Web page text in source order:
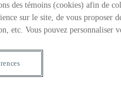
de consommation
& réseaux sociaux
des témoins (cookies) afin de
sur le site, de vous proposer
etc. Vous pouvez personnaliser